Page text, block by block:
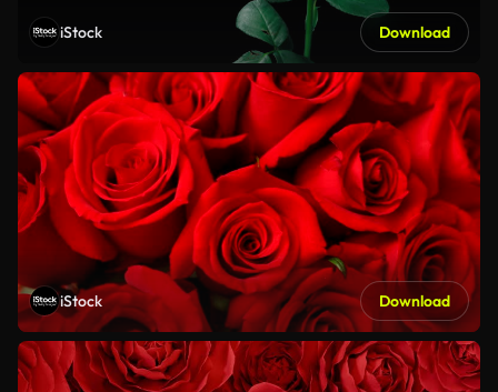
iStock Download
iStock Download